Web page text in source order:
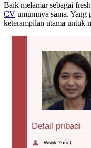
Baik melamar sebagai
CV umumnya sama.
keterampilan utama untuk